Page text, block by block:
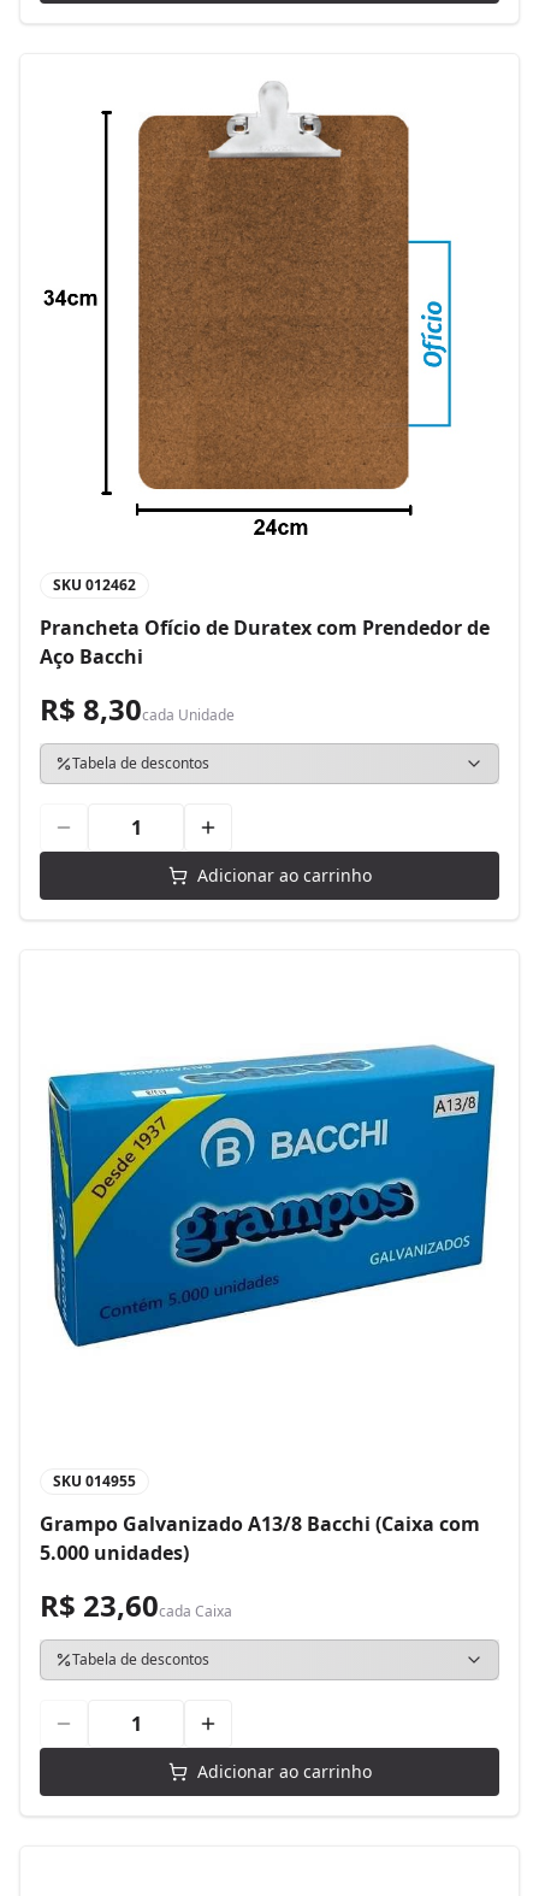
SKU 012462
Prancheta Ofício de Duratex com Prendedor de
Aço Bacchi
R$ 8,30cada Unidade
Tabela de descontos
Adicionar ao carrinho
SKU 014955
Grampo Galvanizado A13/8 Bacchi (Caixa com
5.000 unidades)
R$ 23,60cada Caixa
Tabela de descontos
Adicionar ao carrinho